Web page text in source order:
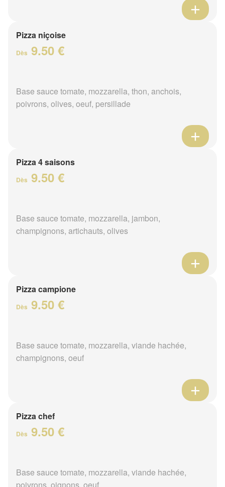
Pizza niçoise
Dès 9.50 €
Base sauce tomate, mozzarella, thon, anchois,
poivrons, olives, oeuf, persillade
Pizza 4 saisons
Dès 9.50 €
Base sauce tomate, mozzarella, jambon,
champignons, artichauts, olives
Pizza campione
Dès 9.50 €
Base sauce tomate, mozzarella, viande hachée,
champignons, oeuf
Pizza chef
Dès 9.50 €
Base sauce tomate, mozzarella, viande hachée,
poivrons, oignons, oeuf